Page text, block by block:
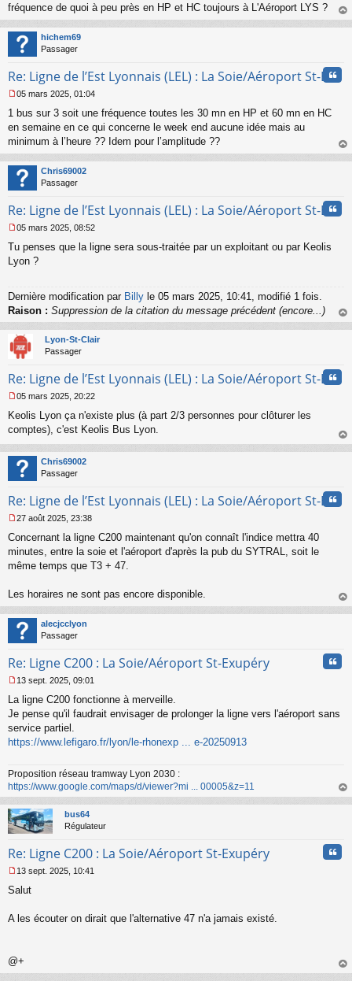
fréquence de quoi à peu près en HP et HC toujours à L'Aéroport LYS ?
au
hichem69
Passager
Re: Ligne de l’Est Lyonnais (LEL) : La Soie/Aéroport St-Ex
e
s
s
g
e
n
n
u
05 mars 2025, 01:04
1 bus sur 3 soit une fréquence toutes les 30 mn en HP et 60 mn en HC
en semaine en ce qui concerne le week end aucune idée mais au
minimum à l’heure ?? Idem pour l’amplitude ??
au
Chris69002
Passager
Re: Ligne de l’Est Lyonnais (LEL) : La Soie/Aéroport St-Ex
e
s
g
e
o
n
l
05 mars 2025, 08:52
Tu penses que la ligne sera sous-traitée par un exploitant ou par Keolis
Lyon ?
Dernière modification par Billy le 05 mars 2025, 10:41, modifié 1 fois.
Raison : Suppression de la citation du message précédent (encore...)
au
Lyon-St-Clair
Passager
Re: Ligne de l’Est Lyonnais (LEL) : La Soie/Aéroport St-Ex
e
s
a
g
e
o
l
u
05 mars 2025, 20:22
Keolis Lyon ça n'existe plus (à part 2/3 personnes pour clôturer les
comptes), c'est Keolis Bus Lyon.
au
Chris69002
Passager
Re: Ligne de l’Est Lyonnais (LEL) : La Soie/Aéroport St-Ex
e
s
s
e
n
o
n
l
27 août 2025, 23:38
Concernant la ligne C200 maintenant qu'on connaît l'indice mettra 40
minutes, entre la soie et l'aéroport d'après la pub du SYTRAL, soit le
même temps que T3 + 47.
Les horaires ne sont pas encore disponible.
au
alecjcclyon
Passager
Re: Ligne C200 : La Soie/Aéroport St-Exupéry
e
s
s
g
n
o
n
l
u
13 sept. 2025, 09:01
La ligne C200 fonctionne à merveille.
Je pense qu'il faudrait envisager de prolonger la ligne vers l'aéroport sans
service partiel.
https://www.lefigaro.fr/lyon/le-rhonexp ... e-20250913
Proposition réseau tramway Lyon 2030 :
https://www.google.com/maps/d/viewer?mi ... 00005&z=11
au
bus64
Régulateur
Re: Ligne C200 : La Soie/Aéroport St-Exupéry
e
s
n
o
13 sept. 2025, 10:41
Salut
A les écouter on dirait que l'alternative 47 n'a jamais existé.
@+
au